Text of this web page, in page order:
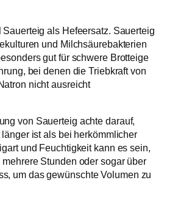
Sauerteig als Hefeersatz. Sauerteig
und Milchsäurebakterien
gut für schwere Brotteige
bei denen die Triebkraft von
nicht ausreicht
von Sauerteig achte darauf,
ist als bei herkömmlicher
und Feuchtigkeit kann es sein,
Stunden oder sogar über
um das gewünschte Volumen zu